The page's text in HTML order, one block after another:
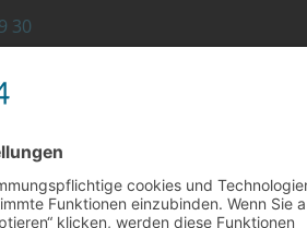
30
2023 - Orthopädie Wurst